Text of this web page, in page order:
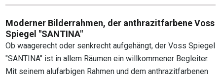
Moderner Bilderrahmen, der anthrazitfarbene Voss
Spiegel "SANTINA"
Ob waagerecht oder senkrecht aufgehängt, der Voss Spiegel
"SANTINA" ist in allem Räumen ein willkommener Begleiter.
Mit seinem alufarbigen Rahmen und dem anthrazitfarbenen